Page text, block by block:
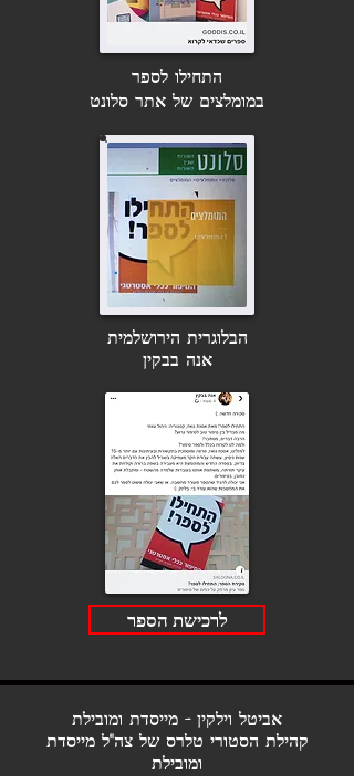
התחילו לספר
במומלצים של אתר סלונט
הבלוגרית הירושלמית
אנה בבקין
לרכישת הספר
אביטל וילקין - מייסדת ומובילת
קהילת הסטורי טלרס של צה"למייסדת
ומובילת